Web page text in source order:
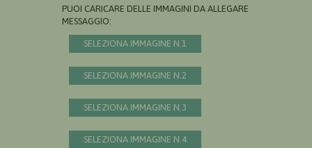
PUOI CARICARE DELLE IMMAGINI DA ALLEGARE AL
MESSAGGIO:
SELEZIONA IMMAGINE N.1
SELEZIONA IMMAGINE N.2
SELEZIONA IMMAGINE N.3
SELEZIONA IMMAGINE N.4